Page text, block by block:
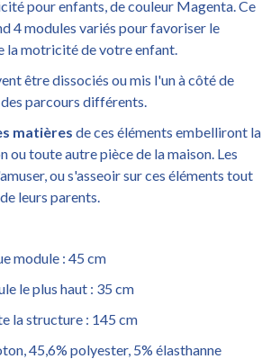
pour enfants, de couleur Magenta. Ce
4 modules variés pour favoriser le
la motricité de votre enfant.
être dissociés ou mis l'un à côté de
parcours différents.
matières de ces éléments embelliront la
ou toute autre pièce de la maison. Les
ou s'asseoir sur ces éléments tout
leurs parents.
module : 45 cm
le plus haut : 35 cm
la structure : 145 cm
45,6% polyester, 5% élasthanne